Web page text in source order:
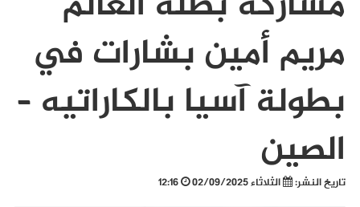
مريم أمين بشارات في
بطولة آسيا بالكاراتيه –
الصين
تاريخ النشر: الثلاثاء 02/09/2025